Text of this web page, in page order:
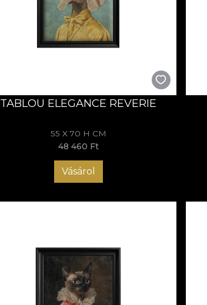
TABLOU ELEGANCE REVERIE
55 X 70 H CM
48 460 Ft
Vásárol